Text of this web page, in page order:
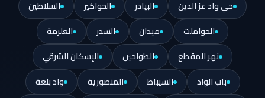
حي واد عز الدين البيادر الحواكير السلاطين
الحواملت ميدان السدر العلرمة
نهر المقطع الطواحين الإسكان الشرقي
باب الواد السيباط المنصورية واد بلعة